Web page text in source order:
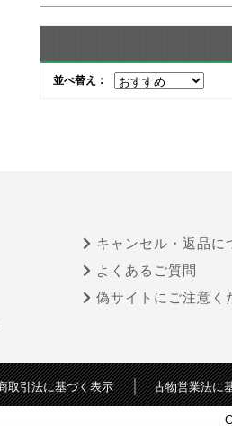
並べ替え：
キャンセル・返品に
よくあるご質問
偽サイトにご注意く
取引法に基づく表示 古物営業法に